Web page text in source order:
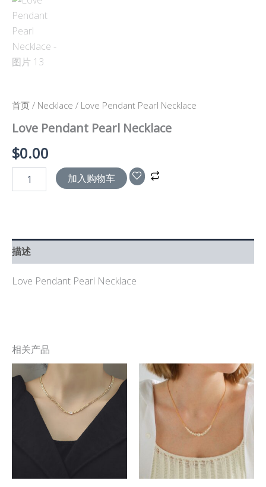
首页 / Necklace / Love Pendant Pearl Necklace
Love Pendant Pearl Necklace
$0.00
加入购物车
描述
Love Pendant Pearl Necklace
相关产品